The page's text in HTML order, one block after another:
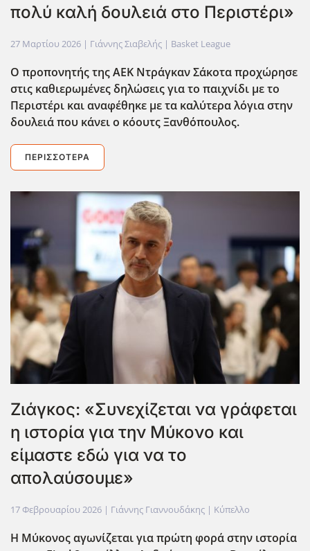
πολύ καλή δουλειά στο Περιστέρι»
27 Μαρτίου 2026 | Γιάννης Σιαβελής | Basket League
Ο προπονητής της ΑΕΚ Ντράγκαν Σάκοτα προχώρησε
στις καθιερωμένες δηλώσεις για το παιχνίδι με το
Περιστέρι και αναφέθηκε με τα καλύτερα λόγια στην
δουλειά που κάνει ο κόουτς Ξανθόπουλος.
ΠΕΡΙΣΣΌΤΕΡΑ
Ζιάγκος: «Συνεχίζεται να γράφεται
η ιστορία για την Μύκονο και
είμαστε εδώ για να το
απολαύσουμε»
17 Φεβρουαρίου 2026 | Γιάννης Γιαννουδάκης | Κύπελλο
Η Μύκονος αγωνίζεται για πρώτη φορά στην ιστορία